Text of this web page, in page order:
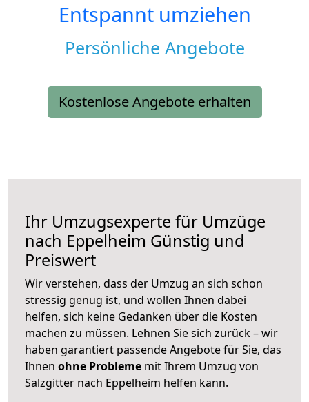
Entspannt umziehen
Persönliche Angebote
Kostenlose Angebote erhalten
Ihr Umzugsexperte für Umzüge
nach Eppelheim Günstig und
Preiswert
Wir verstehen, dass der Umzug an sich schon
stressig genug ist, und wollen Ihnen dabei
helfen, sich keine Gedanken über die Kosten
machen zu müssen. Lehnen Sie sich zurück – wir
haben garantiert passende Angebote für Sie, das
Ihnen ohne Probleme mit Ihrem Umzug von
Salzgitter nach Eppelheim helfen kann.